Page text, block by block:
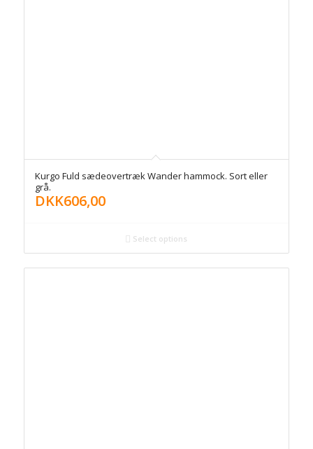
Kurgo Fuld sædeovertræk Wander hammock. Sort eller
grå.
DKK606,00
Select options